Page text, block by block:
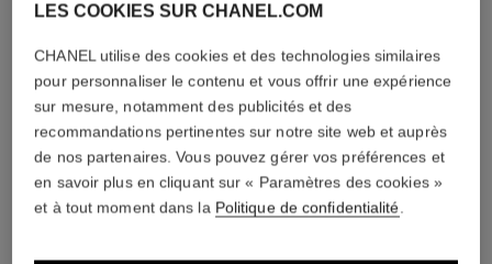
LES COOKIES SUR CHANEL.COM
CHANEL utilise des cookies et des technologies similaires
pour personnaliser le contenu et vous offrir une expérience
sur mesure, notamment des publicités et des
recommandations pertinentes sur notre site web et auprès
de nos partenaires. Vous pouvez gérer vos préférences et
en savoir plus en cliquant sur « Paramètres des cookies »
et à tout moment dans la Politique de confidentialité.